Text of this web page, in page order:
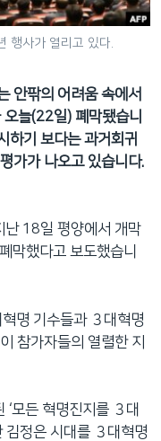
행사가 열리고 있다.
안팎의 어려움 속에서
늘(22일) 폐막됐습니
하기 보다는 과거회귀
가가 나오고 있습니다.
난 18일 평양에서 개막
막했다고 보도했습니
혁명 기수들과 ３대혁명
참가자들의 열렬한 지
모든 혁명진지를 ３대
김정은 시대를 ３대혁명